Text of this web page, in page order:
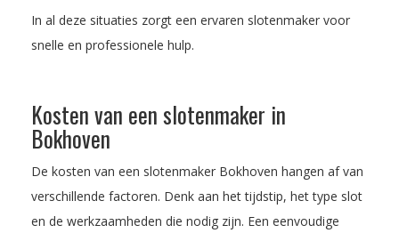
In al deze situaties zorgt een ervaren slotenmaker voor
snelle en professionele hulp.
Kosten van een slotenmaker in
Bokhoven
De kosten van een slotenmaker Bokhoven hangen af van
verschillende factoren. Denk aan het tijdstip, het type slot
en de werkzaamheden die nodig zijn. Een eenvoudige